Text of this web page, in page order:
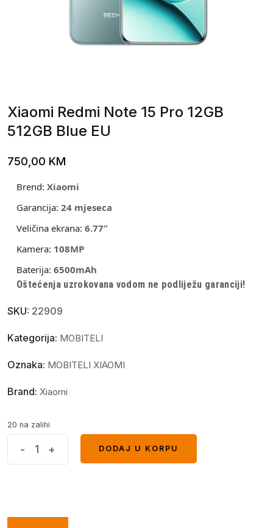
Xiaomi Redmi Note 15 Pro 12GB
512GB Blue EU
750,00 KM
Brend: Xiaomi
Garancija: 24 mjeseca
Veličina ekrana: 6.77”
Kamera: 108MP
Baterija: 6500mAh
Oštećenja uzrokovana vodom ne podliježu garanciji!
SKU: 22909
Kategorija: MOBITELI
Oznaka: MOBITELI XIAOMI
Brand: Xiaomi
20 na zalihi
- +
DODAJ U KORPU